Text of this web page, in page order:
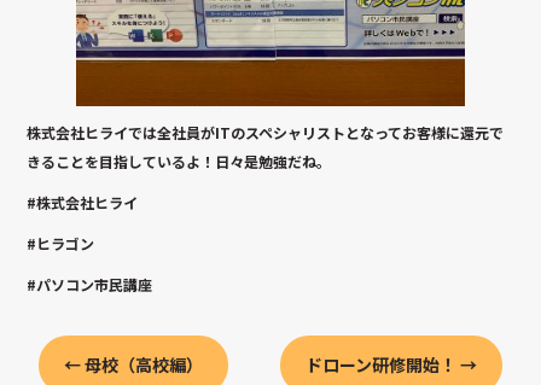
株式会社ヒライでは全社員がITのスペシャリストとなってお客様に還元で
きることを目指しているよ！日々是勉強だね。
#株式会社ヒライ
#ヒラゴン
#パソコン市民講座
←母校（高校編） ドローン研修開始！ →